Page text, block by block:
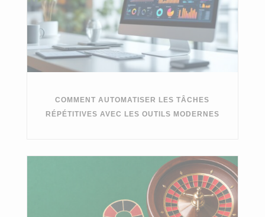
COMMENT AUTOMATISER LES TÂCHES
RÉPÉTITIVES AVEC LES OUTILS MODERNES